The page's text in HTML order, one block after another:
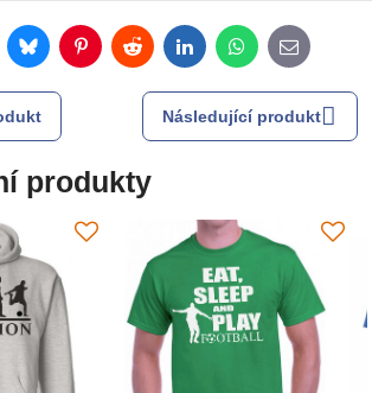
BlueskyPinterestRedditLinkedInWhatsApp
E-
mail
Následující produkt
produkty